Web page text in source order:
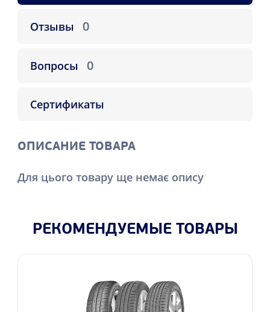
Отзывы 0
Вопросы 0
Сертификаты
ОПИСАНИЕ ТОВАРА
Для цього товару ще немає опису
РЕКОМЕНДУЕМЫЕ ТОВАРЫ